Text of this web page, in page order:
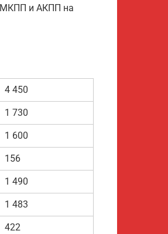
МКПП и АКПП на
4 450
1 730
1 600
156
1 490
1 483
422